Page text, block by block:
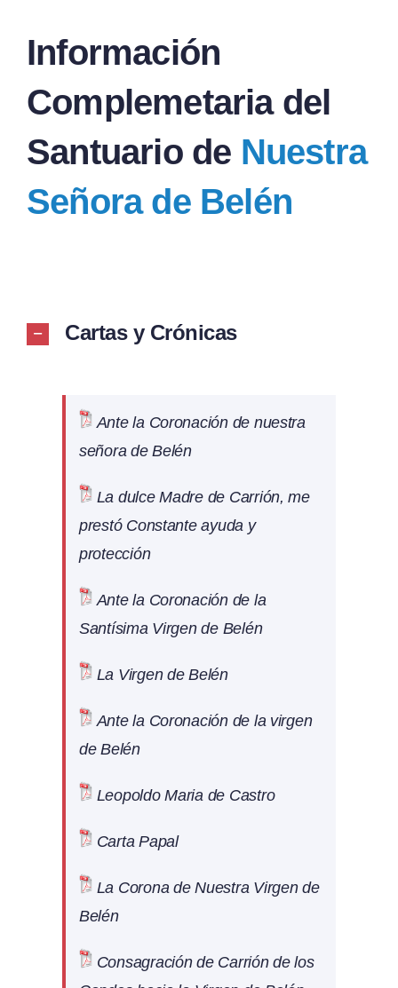
Información
Complemetaria del
Santuario de Nuestra
Señora de Belén
Cartas y Crónicas
Ante la Coronación de nuestra
señora de Belén
La dulce Madre de Carrión, me
prestó Constante ayuda y
protección
Ante la Coronación de la
Santísima Virgen de Belén
La Virgen de Belén
Ante la Coronación de la virgen
de Belén
Leopoldo Maria de Castro
Carta Papal
La Corona de Nuestra Virgen de
Belén
Consagración de Carrión de los